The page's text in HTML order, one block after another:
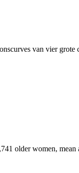
van vier grote
older women, mean